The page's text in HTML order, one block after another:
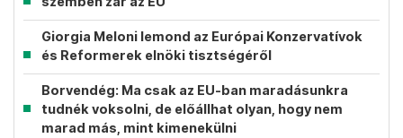
Giorgia Meloni lemond az Európai Konzervatívok
és Reformerek elnöki tisztségéről
Borvendég: Ma csak az EU-ban maradásunkra
tudnék voksolni, de előállhat olyan, hogy nem
marad más, mint kimenekülni